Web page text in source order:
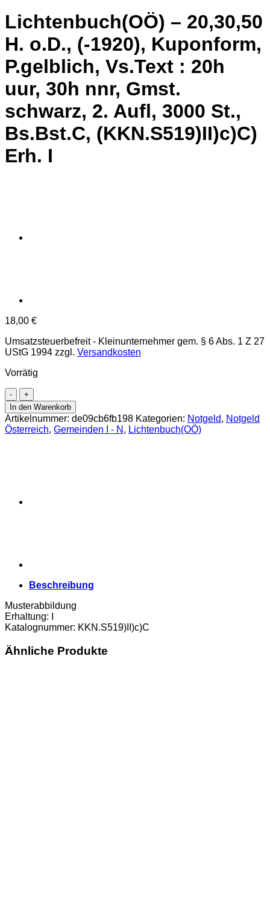
Lichtenbuch(OÖ) – 20,30,50
H. o.D., (-1920), Kuponform,
P.gelblich, Vs.Text : 20h
uur, 30h nnr, Gmst.
schwarz, 2. Aufl, 3000 St.,
Bs.Bst.C, (KKN.S519)II)c)C)
Erh. I
18,00 €
Umsatzsteuerbefreit - Kleinunternehmer gem. § 6 Abs. 1 Z 27
UStG 1994 zzgl. Versandkosten
Vorrätig
Lichtenbuch(OÖ)
-
20,30,50
H.
o.D.,
20h
2.
3000
Bs.Bst.C,
(KKN.S519)II)c)C)
Erh.
Menge
In den Warenkorb
Artikelnummer: de09cb6fb198 Kategorien: Notgeld, Notgeld
Österreich, Gemeinden I - N , Lichtenbuch(OÖ)
Beschreibung
Musterabbildung
Erhaltung: I
Katalognummer: KKN.S519)II)c)C
Ähnliche Produkte